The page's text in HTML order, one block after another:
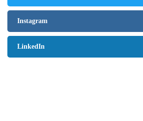
Instagram
LinkedIn